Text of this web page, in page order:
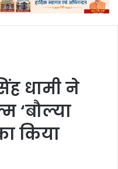
धामी ने
‘बौल्या
किया